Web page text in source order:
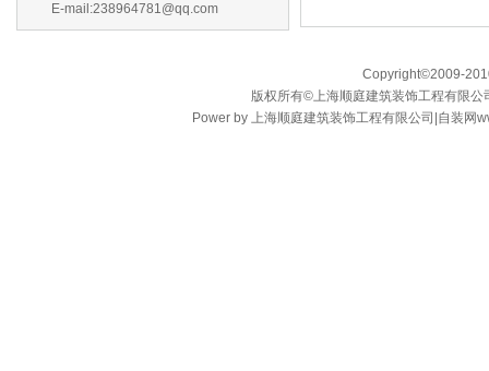
E-mail:238964781@qq.com
Copyright©2009-
版权所有©上海顺庭建筑装饰工程有限
Power by 上海顺庭建筑装饰工程有限公司|自装网